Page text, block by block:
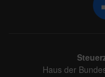
Haus der